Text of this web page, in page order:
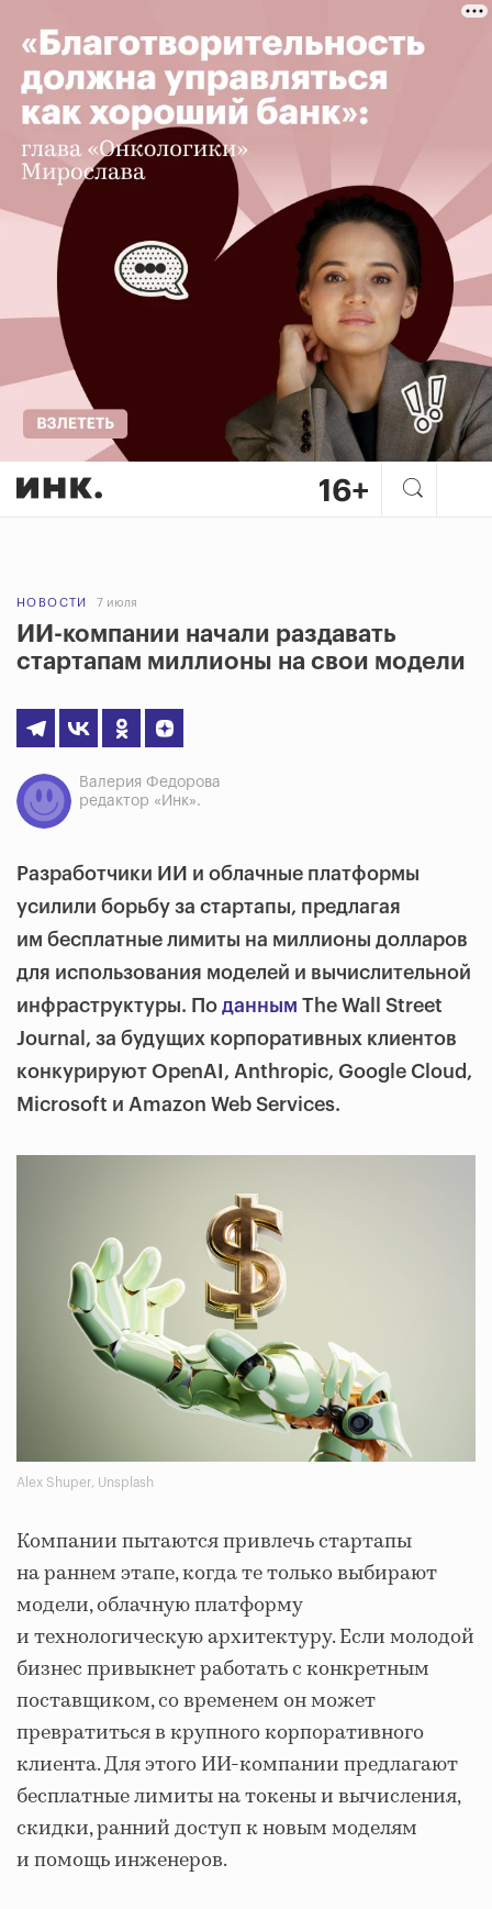
НОВОСТИ 7 июля
ИИ-компании начали раздавать
стартапам миллионы на свои модели
Валерия Федорова
редактор «Инк».
Разработчики ИИ и облачные платформы
усилили борьбу за стартапы, предлагая
им бесплатные лимиты на миллионы долларов
для использования моделей и вычислительной
инфраструктуры. По данным The Wall Street
Journal, за будущих корпоративных клиентов
конкурируют OpenAI, Anthropic, Google Cloud,
Microsoft и Amazon Web Services.
Alex Shuper, Unsplash
Компании пытаются привлечь стартапы
на раннем этапе, когда те только выбирают
модели, облачную платформу
и технологическую архитектуру. Если молодой
бизнес привыкнет работать с конкретным
поставщиком, со временем он может
превратиться в крупного корпоративного
клиента. Для этого ИИ-компании предлагают
бесплатные лимиты на токены и вычисления,
скидки, ранний доступ к новым моделям
и помощь инженеров.